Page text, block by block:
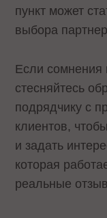
пункт может
выбора
Если сомнения
стесняйтесь
подрядчику с
клиентов,
и задать
которая
реальные